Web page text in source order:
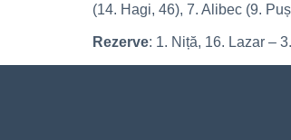
(14. Hagi, 46), 7. Alibec (9.
Rezerve: 1. Niță, 16. Lazar –